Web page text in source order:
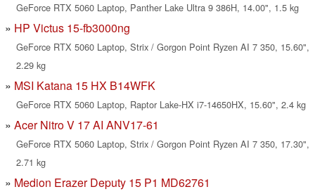
GeForce RTX 5060 Laptop, Panther Lake Ultra 9 386H, 14.00", 1.5 kg
HP Victus 15-fb3000ng
GeForce RTX 5060 Laptop, Strix / Gorgon Point Ryzen AI 7 350, 15.60",
2.29 kg
MSI Katana 15 HX B14WFK
GeForce RTX 5060 Laptop, Raptor Lake-HX i7-14650HX, 15.60", 2.4 kg
Acer Nitro V 17 AI ANV17-61
GeForce RTX 5060 Laptop, Strix / Gorgon Point Ryzen AI 7 350, 17.30",
2.71 kg
Medion Erazer Deputy 15 P1 MD62761